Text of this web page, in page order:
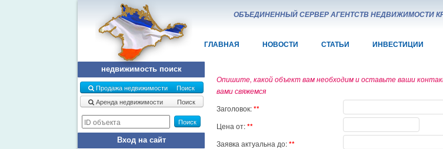
ОБЪЕДИНЕННЫЙ СЕРВЕР АГЕНТСТВ НЕДВИЖИМОСТИ
ГЛАВНАЯ НОВОСТИ СТАТЬИ ИНВЕСТИЦИИ
недвижимость поиск
Продажа недвижимости Поиск
Аренда недвижимости Поиск
Поиск
Вход на сайт
Опишите, какой объект вам необходим и оставьте ваши
вами свяжемся
Заголовок:
Цена от:
Заявка актуальна до: